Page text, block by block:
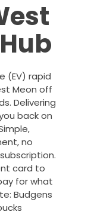
(EV) rapid
Meon off
Delivering
back on
no
card to
for what
Budgens